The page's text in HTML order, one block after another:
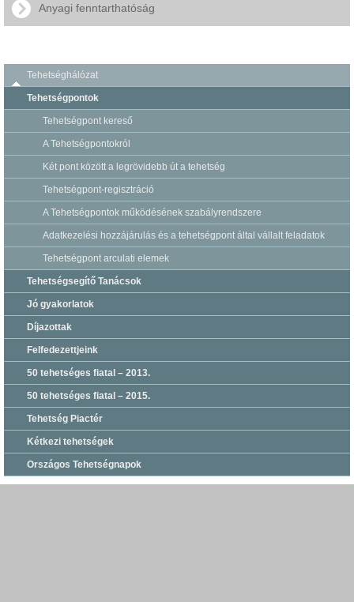
Anyagi fenntarthatóság
Tehetséghálózat
Tehetségpontok
Tehetségpont kereső
A Tehetségpontokról
Két pont között a legrövidebb út a tehetség
Tehetségpont-regisztráció
A Tehetségpontok működésének szabályrendszere
Adatkezelési hozzájárulás és a tehetségpont által vállalt feladatok
Tehetségpont arculati elemek
Tehetségsegítő Tanácsok
Jó gyakorlatok
Díjazottak
Felfedezettjeink
50 tehetséges fiatal – 2013.
50 tehetséges fiatal – 2015.
Tehetség Piactér
Kétkezi tehetségek
Országos Tehetségnapok